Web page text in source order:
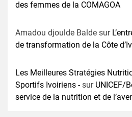
des femmes de la COMAGOA
Amadou djoulde Balde sur
de transformation de la Côte
Les Meilleures Stratégies
Sportifs Ivoiriens -sur UNICEF/
service de la nutrition et de